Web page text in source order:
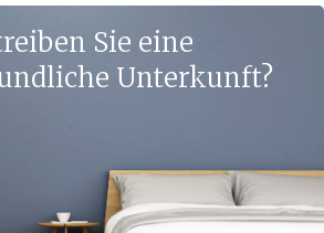
Sie eine
Unterkunft?